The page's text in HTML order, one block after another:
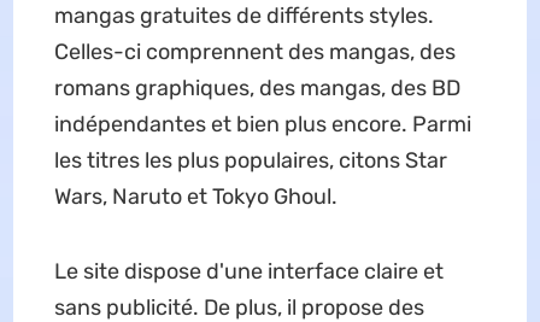
mangas gratuites de différents styles.
Celles-ci comprennent des mangas, des
romans graphiques, des mangas, des BD
indépendantes et bien plus encore. Parmi
les titres les plus populaires, citons Star
Wars, Naruto et Tokyo Ghoul.
Le site dispose d'une interface claire et
sans publicité. De plus, il propose des